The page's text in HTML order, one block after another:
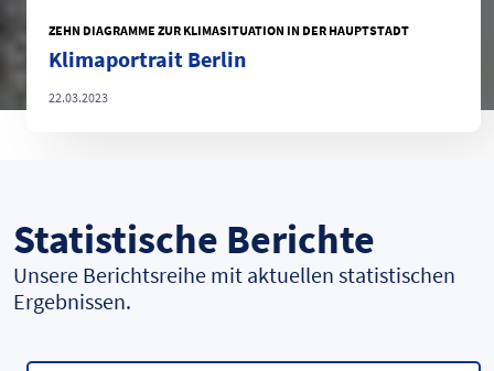
ZEHN DIAGRAMME ZUR KLIMASITUATION IN DER HAUPTSTADT
Klimaportrait Berlin
22.03.2023
Statistische Berichte
Unsere Berichtsreihe mit aktuellen statistischen
Ergebnissen.